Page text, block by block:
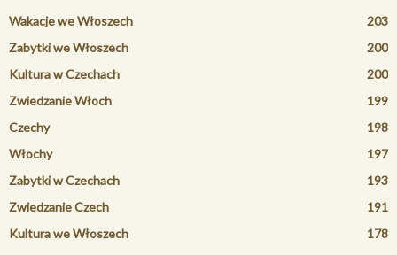
Wakacje we Włoszech
203
Zabytki we Włoszech
200
Kultura w Czechach
200
Zwiedzanie Włoch
199
Czechy
198
Włochy
197
Zabytki w Czechach
193
Zwiedzanie Czech
191
Kultura we Włoszech
178